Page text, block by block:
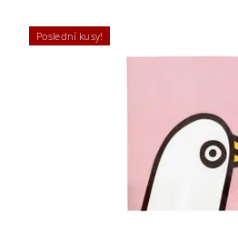
Poslední kusy!